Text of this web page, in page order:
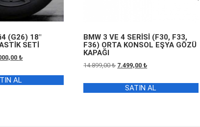
(G26) 18″
SETİ
₺.
₺Şu
fiyat:
109.000,00 ₺.
AL
BMW 3 VE 4 SERİSİ (F30, F33,
F36) ORTA KONSOL EŞYA GÖZÜ
KAPAĞI
14.899,00₺ Orijinal
14.899,00 ₺.
7.499,00₺Şu
fiyat:
7.499,00 ₺.
SATIN AL